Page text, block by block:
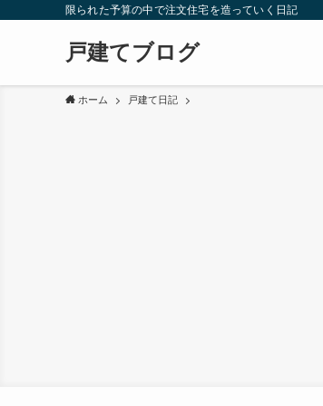
限られた予算の中で注文住宅を造っていく日記
戸建てブログ
ホーム 戸建て日記